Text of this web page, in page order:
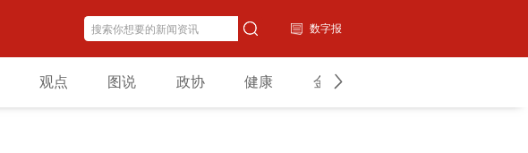
数字报
观点 图说 政协 健康 金融